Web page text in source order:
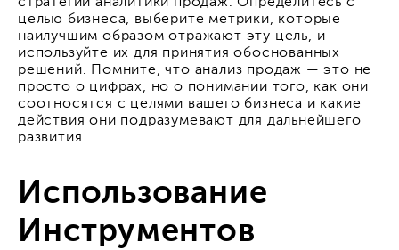
целью бизнеса, выберите метрики, которые
наилучшим образом отражают эту цель, и
используйте их для принятия обоснованных
решений. Помните, что анализ продаж — это не
просто о цифрах, но о понимании того, как они
соотносятся с целями вашего бизнеса и какие
действия они подразумевают для дальнейшего
развития.
Использование
Инструментов